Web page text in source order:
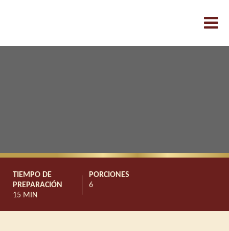
TIEMPO DE
PREPARACIÓN
15 MIN
PORCIONES
6